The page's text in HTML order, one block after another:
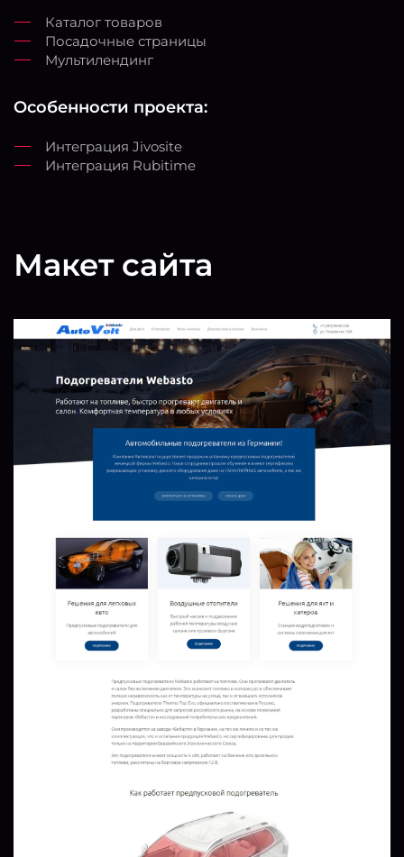
Каталог товаров
Посадочные страницы
Мультилендинг
Особенности проекта:
Интеграция Jivosite
Интеграция Rubitime
Макет сайта